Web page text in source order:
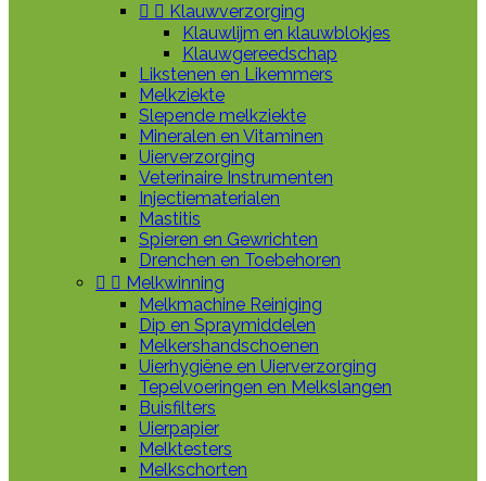
  Klauwverzorging
Klauwlijm en klauwblokjes
Klauwgereedschap
Likstenen en Likemmers
Melkziekte
Slepende melkziekte
Mineralen en Vitaminen
Uierverzorging
Veterinaire Instrumenten
Injectiematerialen
Mastitis
Spieren en Gewrichten
Drenchen en Toebehoren
  Melkwinning
Melkmachine Reiniging
Dip en Spraymiddelen
Melkershandschoenen
Uierhygiëne en Uierverzorging
Tepelvoeringen en Melkslangen
Buisfilters
Uierpapier
Melktesters
Melkschorten